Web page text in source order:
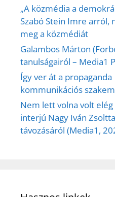
„A közmédia a
Szabó Stein Imre
meg a közmédiát
Galambos Márton
tanulságairól – Media1
Így ver át a
kommunikációs
Nem lett volna volt elég
interjú Nagy Iván
távozásáról (Media1,